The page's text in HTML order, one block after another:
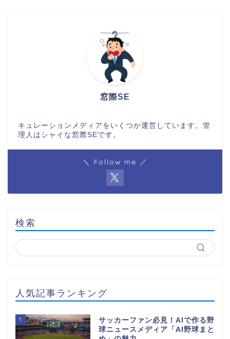
窓際SE
キュレーションメディアをいくつか運営しています。管
理人はシャイな窓際SEです。
＼ Follow me ／
検索
人気記事ランキング
1
サッカーファン必見！AIで作る野
球ニュースメディア「AI野球まと